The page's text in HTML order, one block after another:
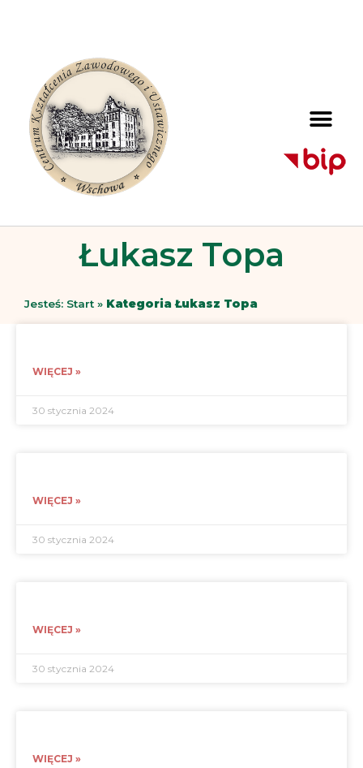
Łukasz Topa
Jesteś: Start » Kategoria Łukasz Topa
WIĘCEJ »
30 stycznia 2024
WIĘCEJ »
30 stycznia 2024
WIĘCEJ »
30 stycznia 2024
WIĘCEJ »